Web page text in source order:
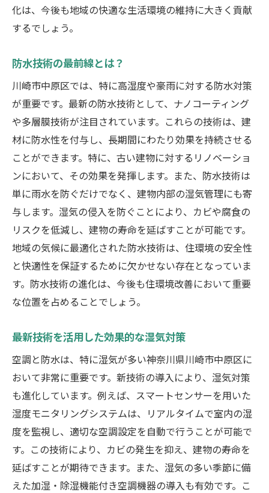
化は、今後も地域の快適な生活環境の維持に大きく貢献
するでしょう。
防水技術の最前線とは？
川崎市中原区では、特に高湿度や豪雨に対する防水対策
が重要です。最新の防水技術として、ナノコーティング
や多層膜技術が注目されています。これらの技術は、建
材に防水性を付与し、長期間にわたり効果を持続させる
ことができます。特に、古い建物に対するリノベーショ
ンにおいて、その効果を発揮します。また、防水技術は
単に雨水を防ぐだけでなく、建物内部の湿気管理にも寄
与します。湿気の侵入を防ぐことにより、カビや腐食の
リスクを低減し、建物の寿命を延ばすことが可能です。
地域の気候に最適化された防水技術は、住環境の安全性
と快適性を保証するために欠かせない存在となっていま
す。防水技術の進化は、今後も住環境改善において重要
な位置を占めることでしょう。
最新技術を活用した効果的な湿気対策
空調と防水は、特に湿気が多い神奈川県川崎市中原区に
おいて非常に重要です。新技術の導入により、湿気対策
も進化しています。例えば、スマートセンサーを用いた
湿度モニタリングシステムは、リアルタイムで室内の湿
度を監視し、適切な空調設定を自動で行うことが可能で
す。この技術により、カビの発生を抑え、建物の寿命を
延ばすことが期待できます。また、湿気の多い季節に備
えた加湿・除湿機能付き空調機器の導入も有効です。こ